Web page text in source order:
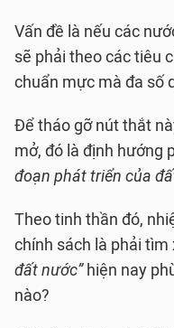
Vấn đề là nếu các
sẽ phải theo các tiêu
chuẩn mực mà đa số
Để tháo gỡ nút thắt
mở, đó là định hướng
đoạn phát triển của
Theo tinh thần đó,
chính sách là phải tìm
đất nước”hiện nay
nào?